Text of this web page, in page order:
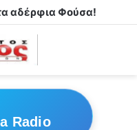
αδέρφια Φούσα!
Radio